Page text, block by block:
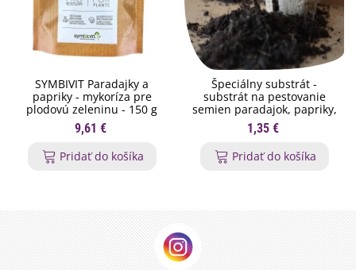
SYMBIVIT Paradajky a
papriky - mykoríza pre
plodovú zeleninu - 150 g
9,61 €
Pridať do košíka
Špeciálny substrát -
substrát na pestovanie
semien paradajok, papriky,
chilli - 200 g
1,35 €
Pridať do košíka